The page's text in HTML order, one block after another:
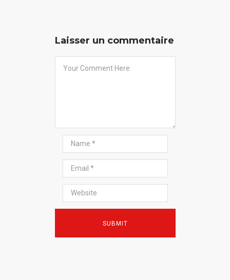
Laisser un commentaire